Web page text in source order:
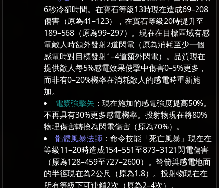
6秒冷卻時間。在寶石等級13時現在造成69–208
傷害（原為41–123），在寶石等級20時提升至
189–568（原為99–297）。現在在目標區域有感
電敵人時額外發射2道閃電（原為消耗至少一個
感電時對目標發射1–4道額外閃電）。品質現在
提供敵人每5%感電效果使擊中傷害0–5%更多，
而非有0–20%機率在消耗敵人的感電時重新施
加。
電漿強擊矢 ：現在施加的感電強度提高50%。
不再具有30%更多感電機率。投射物現在將80%
物理傷害轉換為閃電傷害（原為70%）。
骷髏風暴法師 ：命令技能「死亡風暴」現在在
等級11–20時造成154–551至873–3121閃電傷害
（原為128–459至727–2600）。弩箭與感電地面
的半徑現在為2公尺（原為1.8）。投射物現在在
所有等級下可連鎖2次（原為2–4次）。